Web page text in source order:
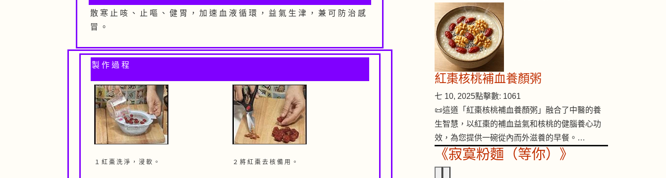
散 寒 止 咳 、 止 嘔 、 健 胃 ， 加 速 血 液 循 環 ， 益 氣 生 津 ， 兼 可 防 治 感
冒 。
製 作 過 程
１ 紅 棗 洗 淨 ， 浸 軟 。 ２ 將 紅 棗 去 核 備 用 。
紅棗核桃補血養顏粥
七 10, 2025點擊數: 1061
📜這道「紅棗核桃補血養顏粥」融合了中醫的養
生智慧，以紅棗的補血益氣和核桃的健腦養心功
效，為您提供一碗從內而外滋養的早餐。…
《寂寞粉麵（等你）》